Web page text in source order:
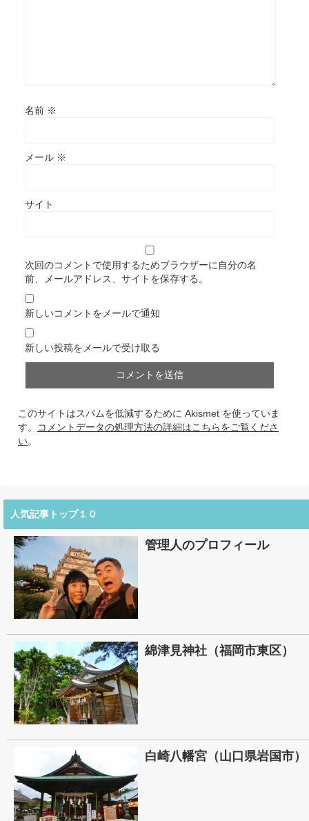
名前 ※
メール ※
サイト
次回のコメントで使用するためブラウザーに自分の名
前、メールアドレス、サイトを保存する。
新しいコメントをメールで通知
新しい投稿をメールで受け取る
このサイトはスパムを低減するために Akismet を使っていま
す。
コメントデータの処理方法の詳細はこちらをご覧くださ
い。
人気記事トップ１０
管理人のプロフィール
綿津見神社（福岡市東区）
白崎八幡宮（山口県岩国市）